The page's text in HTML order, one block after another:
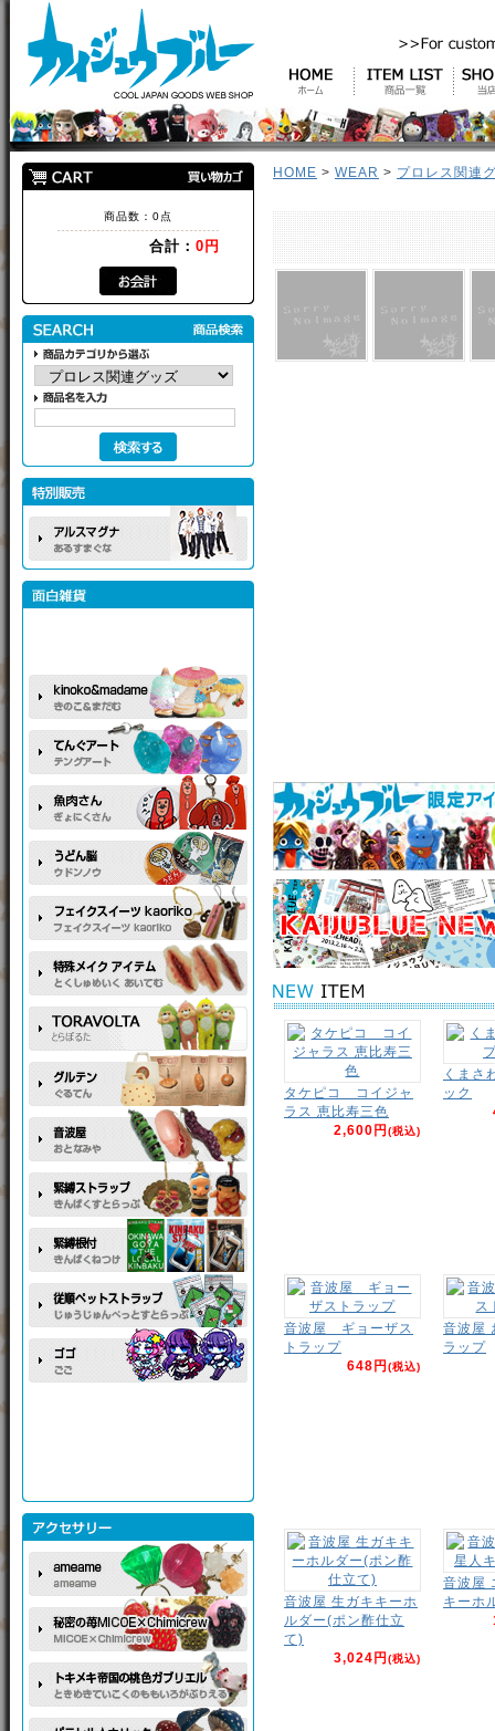
商品数：0点
合計： 0円
HOME > WEAR > プロレス関連
タケピコ コイジャ
ラス 恵比寿三色
2,600円(税込)
くまさ
ック
音波屋 ギョーザス
トラップ
648円(税込)
音波屋
ラップ
音波屋 生ガキキーホ
ルダー(ポン酢仕立
て)
3,024円(税込)
音波屋
キーホ